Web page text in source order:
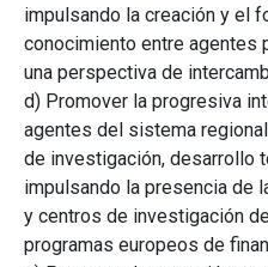
impulsando la creación y el
conocimiento entre
una perspectiva de
d) Promover la progresiva
agentes del sistema
de investigación, desarrollo
impulsando la presencia de
y centros de investigación
programas europeos de